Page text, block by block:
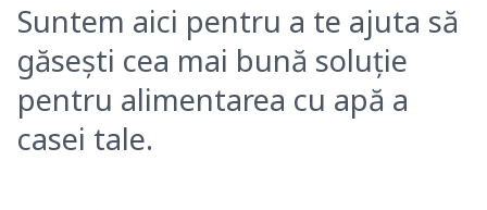
Suntem aici pentru a te ajuta să
găsești cea mai bună soluție
pentru alimentarea cu apă a
casei tale.